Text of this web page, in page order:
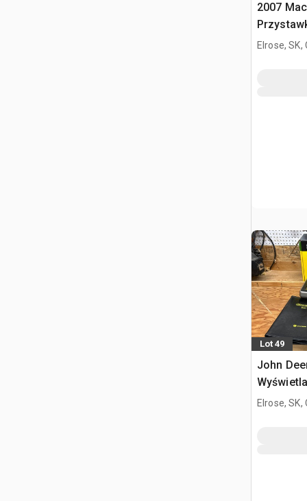
2007
Elrose, SK,
Lot 49
John
Elrose, SK,